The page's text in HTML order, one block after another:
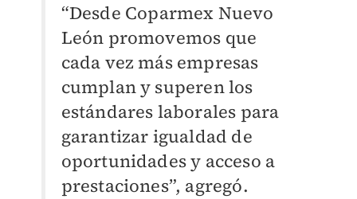
“Desde Coparmex Nuevo
León promovemos que
cada vez más empresas
cumplan y superen los
estándares laborales para
garantizar igualdad de
oportunidades y acceso a
prestaciones”, agregó.